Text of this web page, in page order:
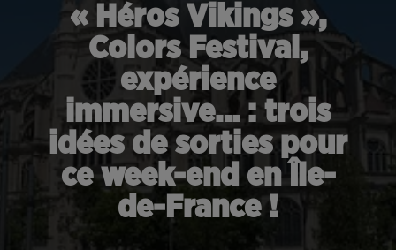
« Héros Vikings »,
Colors Festival,
expérience
immersive… : trois
idées de sorties pour
ce week-end en Île-
de-France !